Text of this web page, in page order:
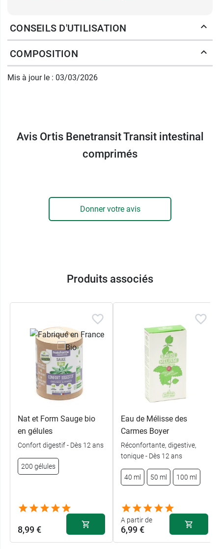
ORTIS
4750 Elsenborn
CONSEILS D'UTILISATION
COMPOSITION
Mis à jour le : 03/03/2026
Avis Ortis Benetransit Transit intestinal
comprimés
Donner votre avis
Produits associés
Nat et Form Sauge bio
en gélules
Confort digestif - Dès 12 ans
200 gélules
8,99 €
Eau de Mélisse des
Carmes Boyer
Réconfortante, digestive,
tonique - Dès 12 ans
40 ml 50 ml 100 ml
A partir de
6,99 €